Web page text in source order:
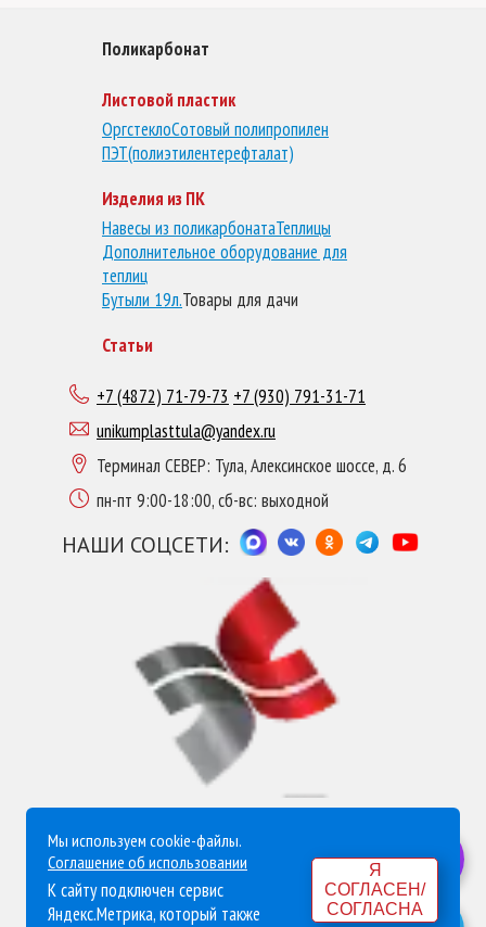
Мы используем cookie-файлы.
Соглашение об использовании
К сайту подключен сервис
Яндекс.Метрика, который также
Я
СОГЛАСЕН/
СОГЛАСНА
Поликарбонат
Листовой пластик
ОргстеклоСотовый полипропилен
ПЭТ(полиэтилентерефталат)
Изделия из ПК
Навесы из поликарбонатаТеплицы
Дополнительное оборудование для
теплиц
Бутыли 19л.Товары для дачи
Статьи
+7 (4872) 71-79-73 +7 (930) 791-31-71
unikumplasttula@yandex.ru
Терминал СЕВЕР: Тула, Алексинское шоссе, д. 6
пн-пт 9:00-18:00, сб-вс: выходной
НАШИ СОЦСЕТИ:
Политика конфиденциальности
Согласие на обработку персональных данных
Согласие на обработку данных Яндекс Метрика